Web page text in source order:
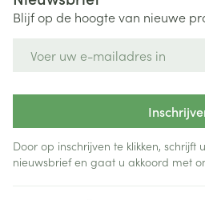
Blijf op de hoogte van nieuwe
Door op inschrijven te klikken, schrijft
nieuwsbrief en gaat u akkoord met